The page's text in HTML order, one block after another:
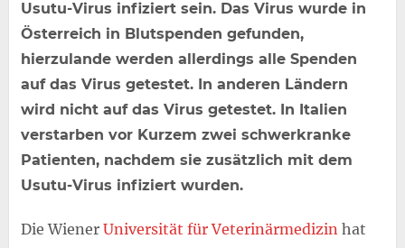
Usutu-Virus infiziert sein. Das Virus wurde in
Österreich in Blutspenden gefunden,
hierzulande werden allerdings alle Spenden
auf das Virus getestet. In anderen Ländern
wird nicht auf das Virus getestet. In Italien
verstarben vor Kurzem zwei schwerkranke
Patienten, nachdem sie zusätzlich mit dem
Usutu-Virus infiziert wurden.
Die Wiener Universität für Veterinärmedizin hat